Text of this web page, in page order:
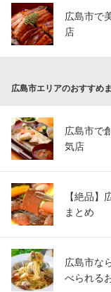
広島市で
店
広島市エリアのおすすめ
広島市で
気店
【絶品
まとめ
広島市な
べられる